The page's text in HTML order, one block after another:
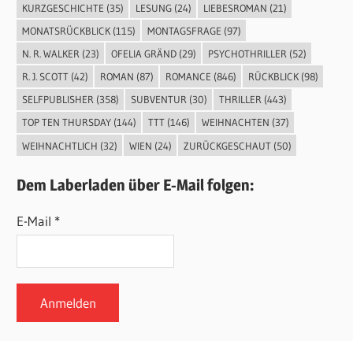
KURZGESCHICHTE (35) LESUNG(24) LIEBESROMAN (21)
MONATSRÜCKBLICK(115) MONTAGSFRAGE (97)
N. R. WALKER (23) OFELIA GRÄND(29) PSYCHOTHRILLER (52)
R. J. SCOTT(42) ROMAN (87) ROMANCE (846) RÜCKBLICK(98)
SELFPUBLISHER(358) SUBVENTUR(30) THRILLER(443)
TOP TEN THURSDAY(144) TTT(146) WEIHNACHTEN (37)
WEIHNACHTLICH (32) WIEN (24) ZURÜCKGESCHAUT(50)
Dem Laberladen über E-Mail folgen:
E-Mail *